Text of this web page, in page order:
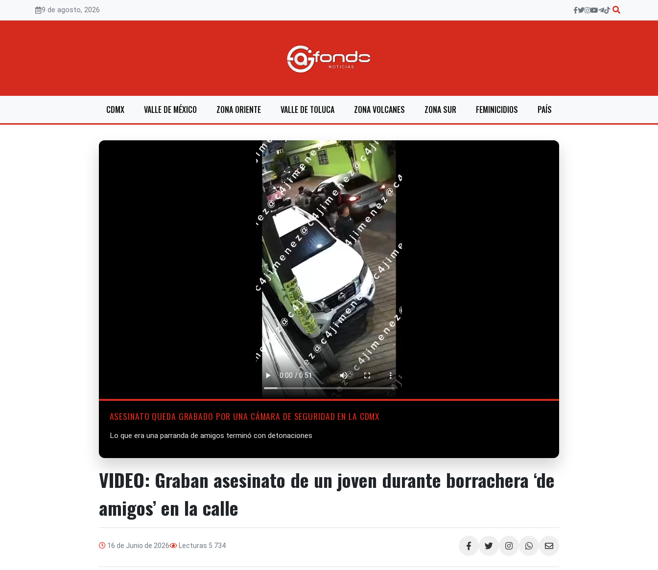
9 de agosto, 2026
CDMX VALLE DE MÉXICO ZONA ORIENTE VALLE DE TOLUCA ZONA VOLCANES ZONA SUR FEMINICIDIOS PAÍS
ASESINATO QUEDA GRABADO POR UNA CÁMARA DE SEGURIDAD EN LA CDMX
Lo que era una parranda de amigos terminó con detonaciones
VIDEO: Graban asesinato de un joven durante borrachera ‘de
amigos’ en la calle
16 de Junio de 2026 Lecturas 5.734
Compartir